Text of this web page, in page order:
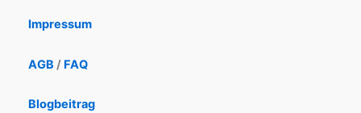
Impressum
AGB / FAQ
Blogbeitrag